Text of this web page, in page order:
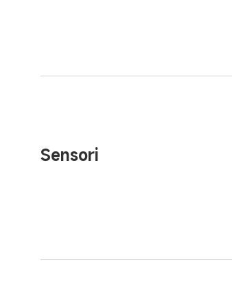
Sensori